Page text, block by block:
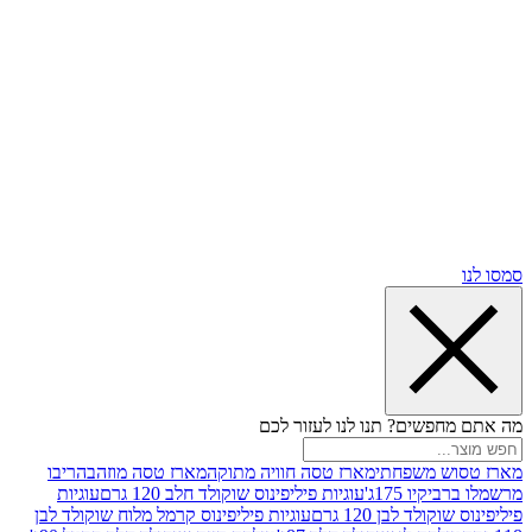
תנו לנו לעזור לכם
משפחתימארז טסה חוויה מתוקהמארז טסה מוזהבהריבו
175ג'
עוגיות פיליפינוס שוקולד חלב 120 גרם
עוגיות
לבן 120 גרם
עוגיות פיליפינוס קרמל מלוח שוקולד לבן